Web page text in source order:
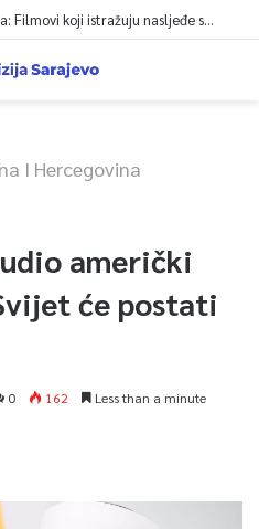
‘Suočavanje s prošlošću’ SFF-a: Filmovi koji istražuju nasljeđe sukoba i mogućnosti otpora
I Hercegovina
američki
će postati
0 162 Less than a minute